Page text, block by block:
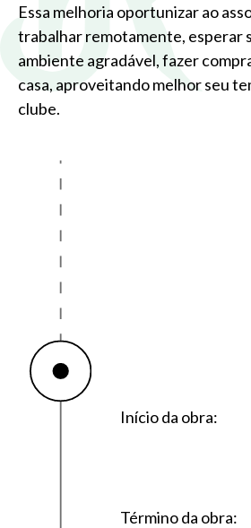
Essa melhoria oportunizar ao
trabalhar remotamente, esperar
ambiente agradável, fazer
casa, aproveitando melhor seu
clube.
Início da obra:
Término da obra: